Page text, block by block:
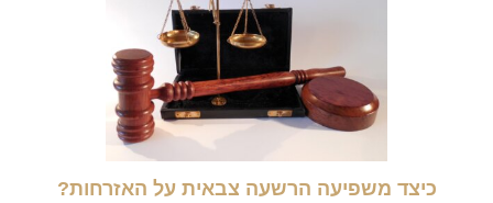
כיצד משפיעה הרשעה צבאית על האזרחות?